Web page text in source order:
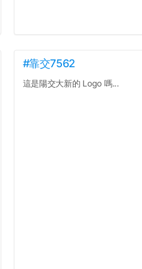
#靠交7562
這是陽交大新的 Logo 嗎...